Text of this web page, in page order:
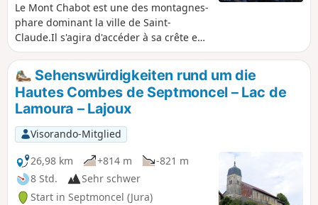
Le Mont Chabot est une des montagnes-
phare dominant la ville de Saint-
Claude.Il s'agira d'accéder à sa crête en
empruntant un parcours en boucle
partielle permettant de visualiser de
superbes points de vues sur la ville et
les alentours. La randonnée est assez
courte, mais attention certains passages
sont relativement raides et peuvent
s’avérer glissants.Attention : le parcours
présenté en 2016 vient d'être
partiellement remanié (lire § Infos
pratiques).
Sehenswürdigkeiten rund um die
Hautes Combes de Septmoncel – Lac de
Lamoura – Lajoux
Visorando-Mitglied
26,98 km
+814 m
-821 m
8 Std.
Sehr schwer
Start in Septmoncel (Jura)